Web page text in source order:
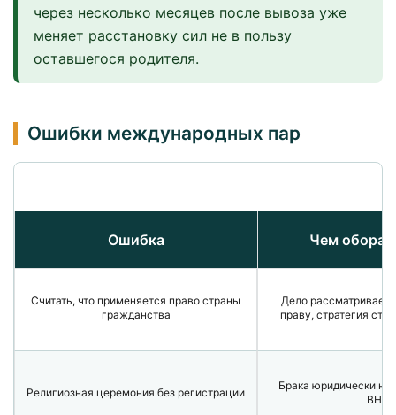
через несколько месяцев после вывоза уже
меняет расстановку сил не в пользу
оставшегося родителя.
Ошибки международных пар
Ошибка Чем
Считать, что применяется право страны
гражданства
Дело
праву, стратегия
Религиозная церемония без регистрации
Брака юридически
ВНЖ